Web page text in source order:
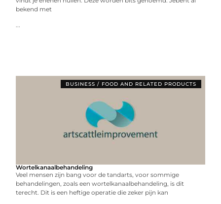
bekend met
...
BUSINESS / FOOD AND RELATED PRODUCTS
Wortelkanaalbehandeling
Veel mensen zijn bang voor de tandarts, voor sommige
behandelingen, zoals een wortelkanaalbehandeling, is dit
terecht. Dit is een heftige operatie die zeker pijn kan